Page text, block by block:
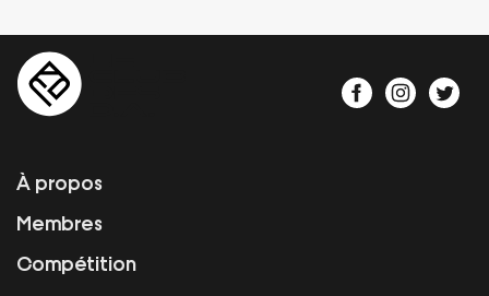
À propos
Membres
Compétition